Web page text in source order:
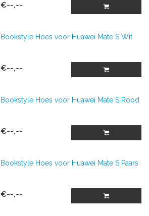
€--,--
Bookstyle Hoes voor Huawei Mate S Wit
€--,--
Bookstyle Hoes voor Huawei Mate S Rood
€--,--
Bookstyle Hoes voor Huawei Mate S Paars
€--,--